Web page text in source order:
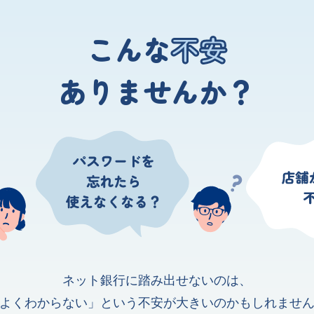
こんな不安
ありませんか？
ネット銀行に踏み出せないのは、
くわからない」という 不安が大きいのかもしれませ